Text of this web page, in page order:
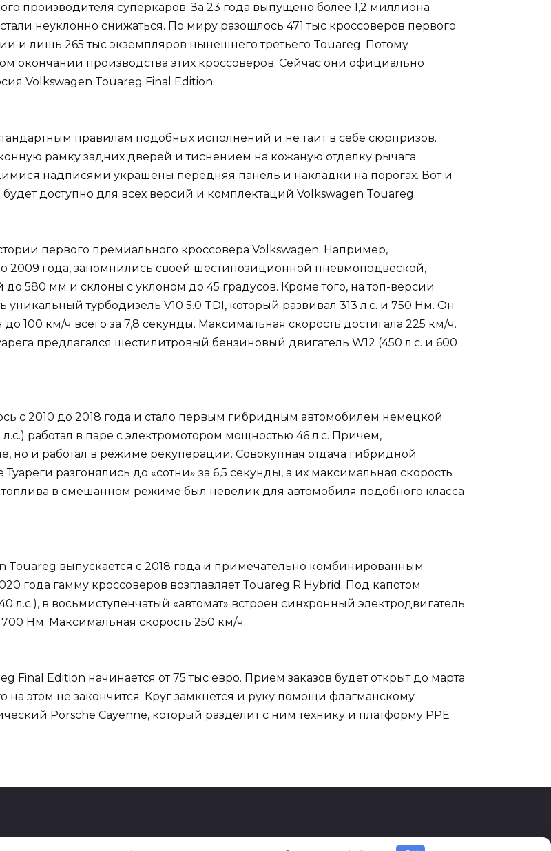
производителя суперкаров. За 23 года выпущено более 1,2 миллиона
неуклонно снижаться. По миру разошлось 471 тыс кроссоверов первого
и лишь 265 тыс экземпляров нынешнего третьего Touareg. Потому
окончании производства этих кроссоверов. Сейчас они официально
Volkswagen Touareg Final Edition.
правилам подобных исполнений и не таит в себе сюрпризов.
рамку задних дверей и тиснением на кожаную отделку рычага
надписями украшены передняя панель и накладки на порогах. Вот и
доступно для всех версий и комплектаций Volkswagen Touareg.
первого премиального кроссовера Volkswagen. Например,
года, запомнились своей шестипозиционной пневмоподвеской,
580 мм и склоны с уклоном до 45 градусов. Кроме того, на топ-версии
турбодизель V10 5.0 TDI, который развивал 313 л.с. и 750 Нм. Он
100 км/ч всего за 7,8 секунды. Максимальная скорость достигала 225 км/ч.
предлагался шестилитровый бензиновый двигатель W12 (450 л.с. и 600
с 2010 до 2018 года и стало первым гибридным автомобилем немецкой
работал в паре с электромотором мощностью 46 л.с. Причем,
но и работал в режиме рекуперации. Совокупная отдача гибридной
разгонялись до «сотни» за 6,5 секунды, а их максимальная скорость
в смешанном режиме был невелик для автомобиля подобного класса
выпускается с 2018 года и примечательно комбинированным
года гамму кроссоверов возглавляет Touareg R Hybrid. Под капотом
л.с.), в восьмиступенчатый «автомат» встроен синхронный электродвигатель
Нм. Максимальная скорость 250 км/ч.
Edition начинается от 75 тыс евро. Прием заказов будет открыт до марта
на этом не закончится. Круг замкнется и руку помощи флагманскому
Porsche Cayenne, который разделит с ним технику и платформу PPE